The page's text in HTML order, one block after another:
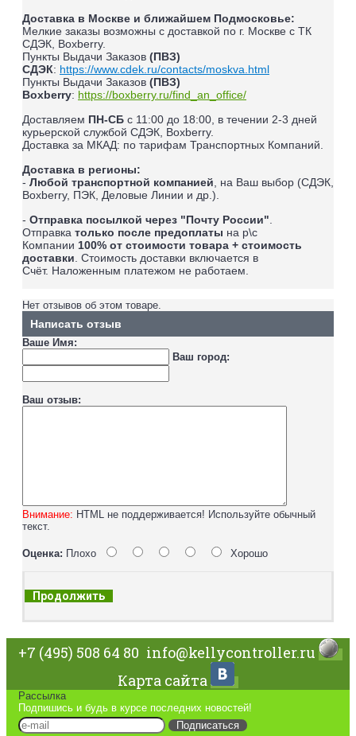
Доставка в Москве и ближайшем Подмосковье:
Мелкие заказы возможны с доставкой по г. Москве с ТК
СДЭК, Boxberry.
Пункты Выдачи Заказов (ПВЗ)
СДЭК: https://www.cdek.ru/contacts/moskva.html
Пункты Выдачи Заказов (ПВЗ)
Boxberry: https://boxberry.ru/find_an_office/
Доставляем ПН-СБ с 11:00 до 18:00, в течении 2-3 дней
курьерской службой СДЭК, Boxberry.
Доставка за МКАД: по тарифам Транспортных Компаний.
Доставка в регионы:
- Любой транспортной компанией , на Ваш выбор (СДЭК,
Boxberry, ПЭК, Деловые Линии и др.).
- Отправка посылкой через "Почту России"
Отправка только после предоплаты на р\с
Компании 100% от стоимости товара + стоимость
доставки . Стоимость доставки включается в
Счёт. Наложенным платежом не работаем
Нет отзывов об этом товаре.
Написать отзыв
Ваше Имя:
Ваш город:
Ваш отзыв:
Внимание: HTML не поддерживается! Используйте обычный
текст.
Оценка: Плохо Хорошо
Продолжить
+7 (495) 508 64 80 info@kellycontroller.ru
Карта сайта
Рассылка
Подпишись и будь в курсе последних новостей!
Подписаться